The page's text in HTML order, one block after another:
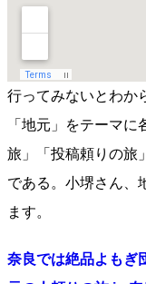
行ってみないとわか
「地元」をテーマ
旅」「投稿頼りの旅
である。小堺さん、
ます。
奈良では絶品よもぎ